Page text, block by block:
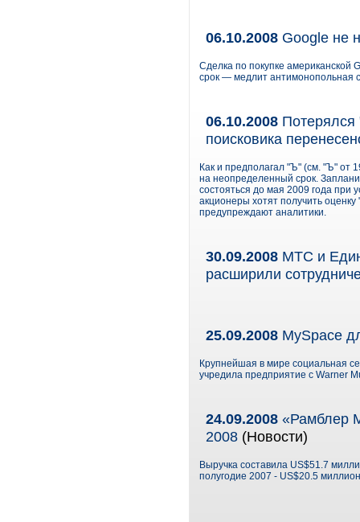
06.10.2008 Google не
Сделка по покупке американской
срок — медлит антимонопольная
06.10.2008
поисковика
Как и предполагал "Ъ" (см. "Ъ" от
на неопределенный срок.
состояться до мая 2009 года при
акционеры хотят получить
предупреждают аналитики.
30.09.2008 МТС и
расширили
25.09.2008 MySpace
Крупнейшая в мире социальная
учредила предприятие с Warner
24.09.2008 «Рамблер
2008 (Новости)
Выручка составила US$51.7
полугодие 2007 - US$20.5